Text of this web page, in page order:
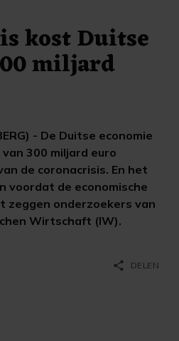
kost Duitse
miljard
- De Duitse economie
300 miljard euro
de coronacrisis. En het
voordat de economische
zeggen onderzoekers van
Wirtschaft (IW).
share DELEN